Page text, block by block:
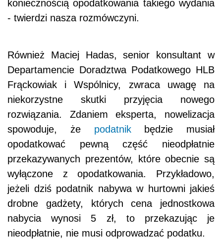
koniecznością opodatkowania takiego wydania
- twierdzi nasza rozmówczyni.
Również Maciej Hadas, senior konsultant w
Departamencie Doradztwa Podatkowego HLB
Frąckowiak i Wspólnicy, zwraca uwagę na
niekorzystne skutki przyjęcia nowego
rozwiązania. Zdaniem eksperta, nowelizacja
spowoduje, że podatnikbędzie musiał
opodatkować pewną część nieodpłatnie
przekazywanych prezentów, które obecnie są
wyłączone z opodatkowania. Przykładowo,
jeżeli dziś podatnik nabywa w hurtowni jakieś
drobne gadżety, których cena jednostkowa
nabycia wynosi 5 zł, to przekazując je
nieodpłatnie, nie musi odprowadzać podatku.